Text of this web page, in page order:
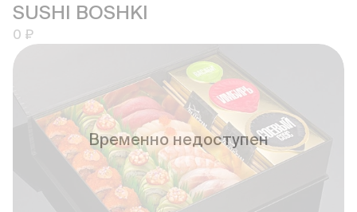
SUSHI BOSHKI
0 ₽
Временно недоступен